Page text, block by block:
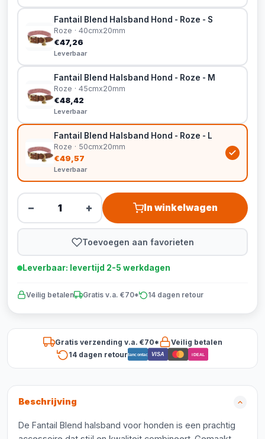
Fantail Blend Halsband Hond - Roze - S
Roze · 40cmx20mm
€47,26
Leverbaar
Fantail Blend Halsband Hond - Roze - M
Roze · 45cmx20mm
€48,42
Leverbaar
Fantail Blend Halsband Hond - Roze - L
Roze · 50cmx20mm
€49,57
Leverbaar
− + In winkelwagen
Toevoegen aan favorieten
Leverbaar: levertijd 2-5 werkdagen
Veilig betalen Gratis v.a. €70* 14 dagen retour
Gratis verzending v.a. €70*
Veilig betalen
14 dagen retourBancontact VISA iDEAL
Beschrijving
De Fantail Blend halsband voor honden is een prachtig